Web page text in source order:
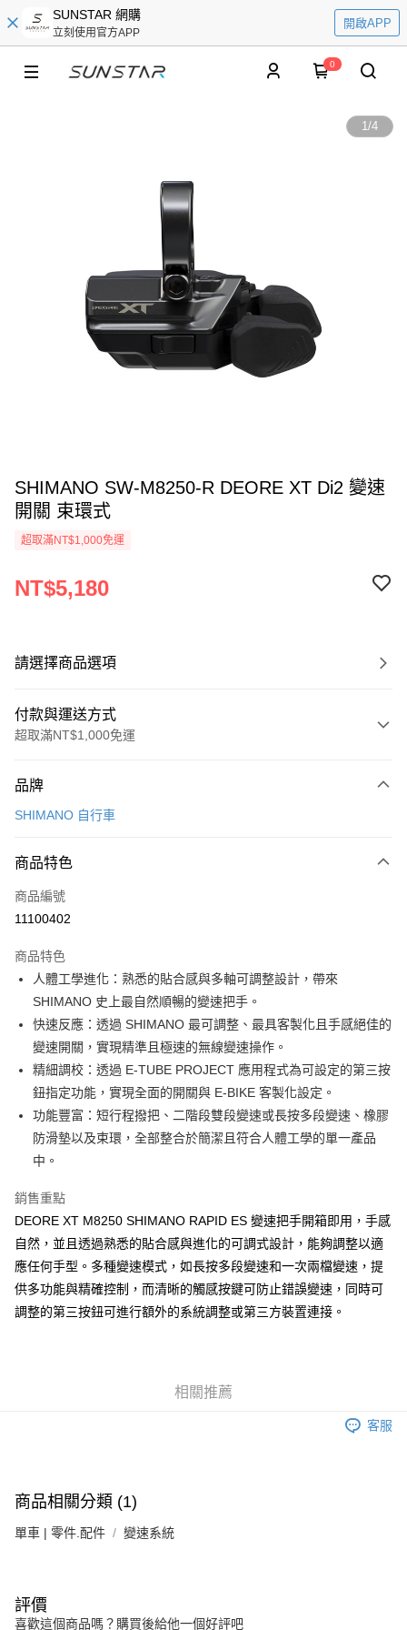
SUNSTAR 網購
立刻使用官方APP
開啟APP
0
1/4
SHIMANO SW-M8250-R DEORE XT Di2 變速
開關 束環式
超取滿NT$1,000免運
NT$5,180
請選擇商品選項
付款與運送方式
超取滿NT$1,000免運
信用卡一次付款
3 期 0 利率 每期
合作金庫商業銀行
上海商業儲蓄銀行
臺灣中小企業銀行
匯豐（台灣）商業銀行
華泰商業銀行
聯邦商業銀行
遠東國際商業銀行
元大商業銀行
永豐商業銀行
玉山商業銀行
星展（台灣）商業銀行
台灣樂天信用卡公司
合作金庫商業銀行
上海商業儲蓄銀行
國泰世華商業銀行
兆豐國際商業銀行
匯豐（台灣）商業銀行
華泰商業銀行
聯邦商業銀行
遠東國際商業銀行
元大商業銀行
永豐商業銀行
玉山商業銀行
星展（台灣）商業銀行
台新國際商業銀行
中國信託商業銀行
LINE Pay
Apple Pay
悠遊付
Google Pay
全盈+PAY
ATM付款
運送方式
7-11取貨(快速到店)
新竹貨運
每筆NT$100，滿NT$1,000(含以上)免運費
免運費
品牌
SHIMANO 自行車
商品特色
商品編號
11100402
商品特色
人體工學進化：熟悉的貼合感與多軸可調整設計，帶來
SHIMANO 史上最自然順暢的變速把手。
快速反應：透過 SHIMANO 最可調整、最具客製化且手感絕佳的
變速開關，實現精準且極速的無線變速操作。
精細調校：透過 E-TUBE PROJECT 應用程式為可設定的第三按
鈕指定功能，實現全面的開關與 E-BIKE 客製化設定。
功能豐富：短行程撥把、二階段雙段變速或長按多段變速、橡膠
防滑墊以及束環，全部整合於簡潔且符合人體工學的單一產品
中。
銷售重點
DEORE XT M8250 SHIMANO RAPID ES 變速把手開箱即用，手感
自然，並且透過熟悉的貼合感與進化的可調式設計，能夠調整以適
應任何手型。多種變速模式，如長按多段變速和一次兩檔變速，提
供多功能與精確控制，而清晰的觸感按鍵可防止錯誤變速，同時可
調整的第三按鈕可進行額外的系統調整或第三方裝置連接。
相關推薦
客服
商品相關分類 (1)
單車 | 零件.配件 變速系統
評價
喜歡這個商品嗎？購買後給他一個好評吧